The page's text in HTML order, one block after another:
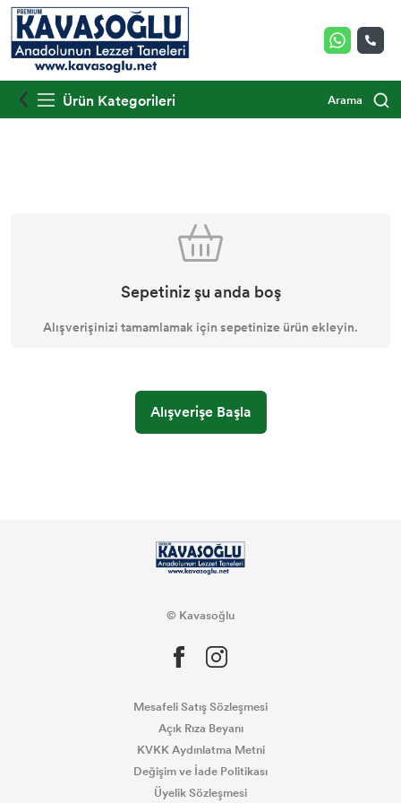
Ürün Kategorileri Arama
Sepetiniz şu anda boş
Alışverişinizi tamamlamak için sepetinize ürün ekleyin.
Alışverişe Başla
© Kavasoğlu
Mesafeli Satış Sözleşmesi
Açık Rıza Beyanı
KVKK Aydınlatma Metni
Değişim ve İade Politikası
Üyelik Sözleşmesi